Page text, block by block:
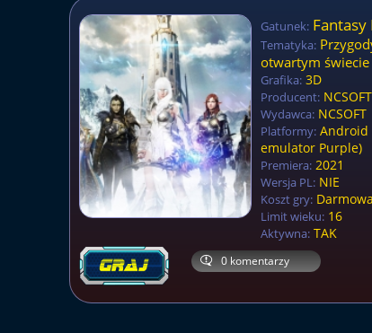
Gatunek: Fantasy
Tematyka:
otwartym
Grafika: 3D
Producent: NCSOFT
Wydawca: NCSOFT
Platformy: Android
emulator Purple)
Premiera: 2021
Wersja PL: NIE
Koszt gry:
Limit wieku: 16
Aktywna: TAK
0 komentarzy